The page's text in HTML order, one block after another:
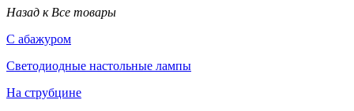
Назад к Все товары
С абажуром
Светодиодные настольные лампы
На струбцине